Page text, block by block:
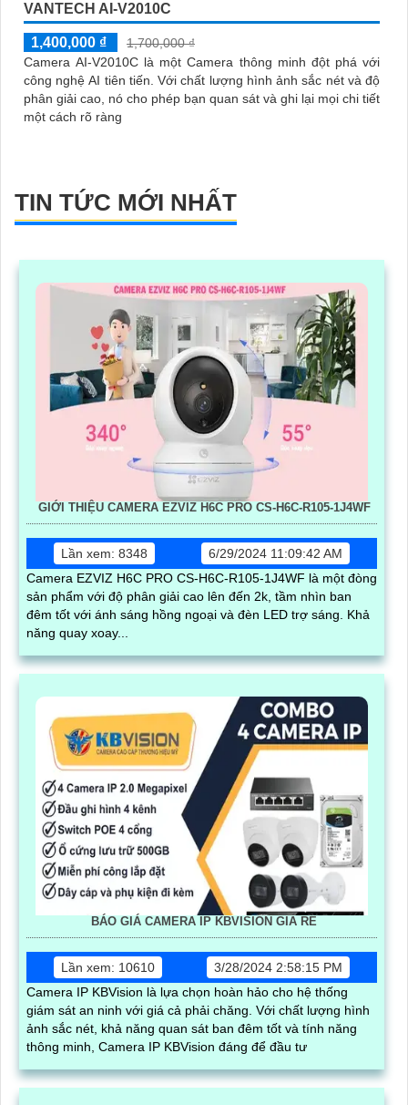
VANTECH AI-V2010C
1,400,000 ₫
1,700,000 ₫
Camera AI-V2010C là một Camera thông minh đột phá với
công nghệ AI tiên tiến. Với chất lượng hình ảnh sắc nét và độ
phân giải cao, nó cho phép bạn quan sát và ghi lại mọi chi tiết
một cách rõ ràng
TIN TỨC MỚI NHẤT
GIỚI THIỆU CAMERA EZVIZ H6C PRO CS-H6C-R105-1J4WF
Lần xem: 8348
6/29/2024 11:09:42 AM
Camera EZVIZ H6C PRO CS-H6C-R105-1J4WF là một đòng
sản phẩm với độ phân giải cao lên đến 2k, tầm nhìn ban
đêm tốt với ánh sáng hồng ngoại và đèn LED trợ sáng. Khả
năng quay xoay...
BÁO GIÁ CAMERA IP KBVISION GIÁ RÈ
Lần xem: 10610
3/28/2024 2:58:15 PM
Camera IP KBVision là lựa chọn hoàn hảo cho hệ thống
giám sát an ninh với giá cả phải chăng. Với chất lượng hình
ảnh sắc nét, khả năng quan sát ban đêm tốt và tính năng
thông minh, Camera IP KBVision đáng để đầu tư